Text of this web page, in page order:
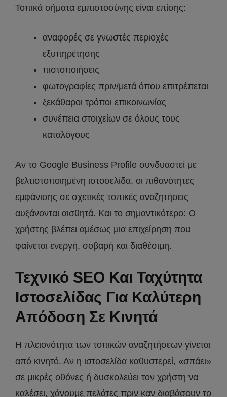
Τοπικά σήματα εμπιστοσύνης είναι επίσης:
αναφορές σε γνωστές περιοχές
εξυπηρέτησης
πιστοποιήσεις
φωτογραφίες πριν/μετά όπου επιτρέπεται
ξεκάθαροι τρόποι επικοινωνίας
συνέπεια στοιχείων σε όλους τους
καταλόγους
Αν το Google Business Profile συνδυαστεί με
βελτιστοποιημένη ιστοσελίδα, οι πιθανότητες
εμφάνισης σε σχετικές τοπικές αναζητήσεις
αυξάνονται αισθητά. Και το σημαντικότερο: Ο
χρήστης βλέπει αμέσως μια επιχείρηση που
φαίνεται ενεργή, σοβαρή και διαθέσιμη.
Τεχνικό SEO Και Ταχύτητα
Ιστοσελίδας Για Καλύτερη
Απόδοση Σε Κινητά
Η πλειονότητα των τοπικών αναζητήσεων γίνεται
από κινητό. Αν η ιστοσελίδα καθυστερεί, «σπάει»
σε μικρές οθόνες ή δυσκολεύει τον χρήστη να
καλέσει, χάνουμε πελάτες πριν καν διαβάσουν το